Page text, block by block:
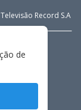
Record S.A
de